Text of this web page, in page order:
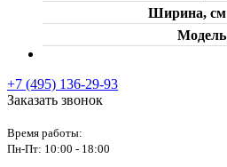
Ширина, см
Модель
+7 (495) 136-29-93
Заказать звонок
Время работы:
Пн-Пт: 10:00 - 18:00